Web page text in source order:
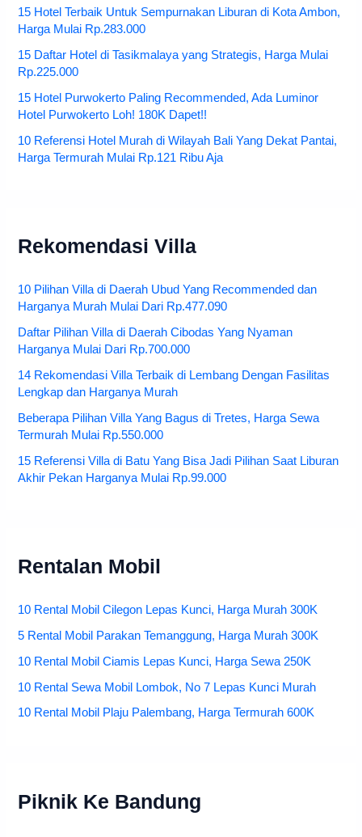
15 Hotel Terbaik Untuk Sempurnakan Liburan di Kota Ambon,
Harga Mulai Rp.283.000
15 Daftar Hotel di Tasikmalaya yang Strategis, Harga Mulai
Rp.225.000
15 Hotel Purwokerto Paling Recommended, Ada Luminor
Hotel Purwokerto Loh! 180K Dapet!!
10 Referensi Hotel Murah di Wilayah Bali Yang Dekat Pantai,
Harga Termurah Mulai Rp.121 Ribu Aja
Rekomendasi Villa
10 Pilihan Villa di Daerah Ubud Yang Recommended dan
Harganya Murah Mulai Dari Rp.477.090
Daftar Pilihan Villa di Daerah Cibodas Yang Nyaman
Harganya Mulai Dari Rp.700.000
14 Rekomendasi Villa Terbaik di Lembang Dengan Fasilitas
Lengkap dan Harganya Murah
Beberapa Pilihan Villa Yang Bagus di Tretes, Harga Sewa
Termurah Mulai Rp.550.000
15 Referensi Villa di Batu Yang Bisa Jadi Pilihan Saat Liburan
Akhir Pekan Harganya Mulai Rp.99.000
Rentalan Mobil
10 Rental Mobil Cilegon Lepas Kunci, Harga Murah 300K
5 Rental Mobil Parakan Temanggung, Harga Murah 300K
10 Rental Mobil Ciamis Lepas Kunci, Harga Sewa 250K
10 Rental Sewa Mobil Lombok, No 7 Lepas Kunci Murah
10 Rental Mobil Plaju Palembang, Harga Termurah 600K
Piknik Ke Bandung